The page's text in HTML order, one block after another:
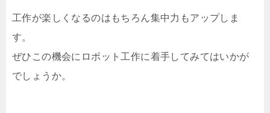
工作が楽しくなるのはもちろん集中力もアップしま
す。
ぜひこの機会にロボット工作に着手してみてはいかが
でしょうか。